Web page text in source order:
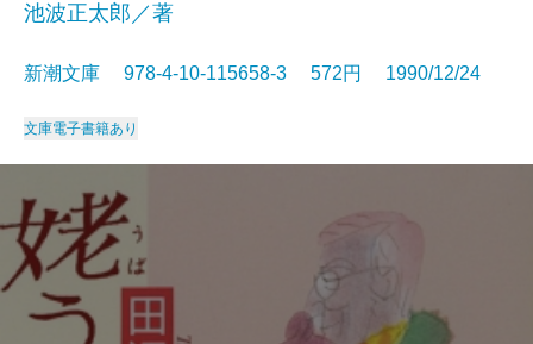
池波正太郎／著
新潮文庫 978-4-10-115658-3 572円 1990/12/24
文庫電子書籍あり